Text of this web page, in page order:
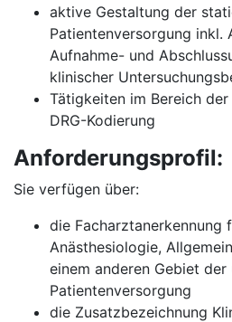
aktive Gestaltung der
Patientenversorgung inkl.
Aufnahme- und
klinischer
Tätigkeiten im Bereich
DRG-Kodierung
Anforderungsprofil:
Sie verfügen über:
die Facharztanerkennung
Anästhesiologie,
einem anderen Gebiet
Patientenversorgung
die Zusatzbezeichnung